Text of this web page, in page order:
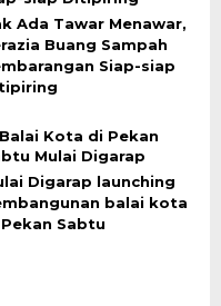
Ada Tawar Menawar,
Buang Sampah
Siap-siap
Digarap launching
balai kota
Sabtu